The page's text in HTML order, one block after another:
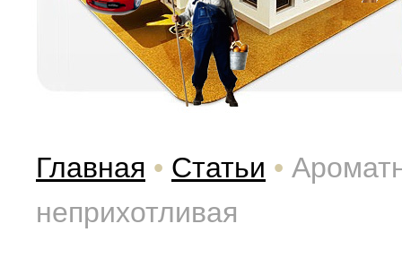
Главная • Статьи •
неприхотливая